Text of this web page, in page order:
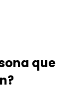
que